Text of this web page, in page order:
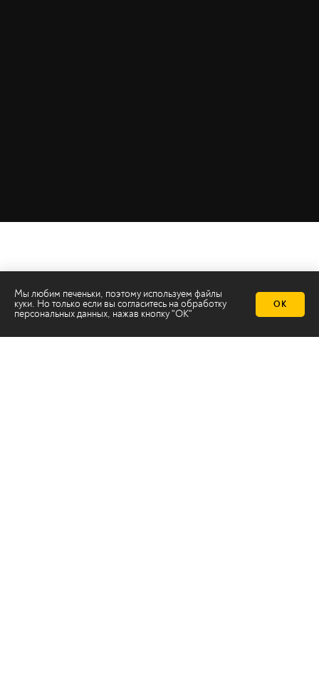
Мы любим печеньки, поэтому используем файлы
куки. Но только если вы согласитесь на обработку
персональных данных, нажав кнопку "ОК"
ОК